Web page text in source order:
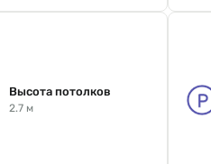
Высота потолков
2.7 м